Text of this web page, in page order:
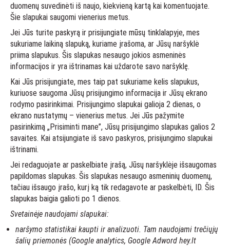
duomenų suvedinėti iš naujo, kiekvieną kartą kai komentuojate.
Šie slapukai saugomi vienerius metus.
Jei Jūs turite paskyrą ir prisijungiate mūsų tinklalapyje, mes
sukuriame laikiną slapuką, kuriame įrašoma, ar Jūsų naršyklė
priima slapukus. Šis slapukas nesaugo jokios asmeninės
informacijos ir yra ištrinamas kai uždarote savo naršyklę.
Kai Jūs prisijungiate, mes taip pat sukuriame kelis slapukus,
kuriuose saugoma Jūsų prisijungimo informacija ir Jūsų ekrano
rodymo pasirinkimai. Prisijungimo slapukai galioja 2 dienas, o
ekrano nustatymų – vienerius metus. Jei Jūs pažymite
pasirinkimą „Prisiminti mane”, Jūsų prisijungimo slapukas galios 2
savaites. Kai atsijungiate iš savo paskyros, prisijungimo slapukai
ištrinami.
Jei redaguojate ar paskelbiate įrašą, Jūsų naršyklėje išsaugomas
papildomas slapukas. Šis slapukas nesaugo asmeninių duomenų,
tačiau išsaugo įrašo, kurį ką tik redagavote ar paskelbėti, ID. Šis
slapukas baigia galioti po 1 dienos.
Svetainėje naudojami slapukai:
naršymo statistikai kaupti ir analizuoti. Tam naudojami trečiųjų
šalių priemonės (Google analytics, Google Adword hey.lt